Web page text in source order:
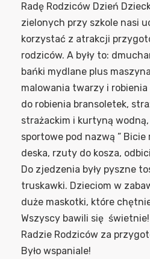
Radę Rodziców Dzień
zielonych przy szkole nasi
korzystać z atrakcji
rodziców. A były to:
bańki mydlane plus
malowania twarzy i
do robienia bransoletek,
strażackim i kurtyną
sportowe pod nazwą ” Bicie
deska, rzuty do kosza,
Do zjedzenia były pyszne
truskawki. Dzieciom w
duże maskotki, które
Wszyscy bawili się
Radzie Rodziców za
Było wspaniale!